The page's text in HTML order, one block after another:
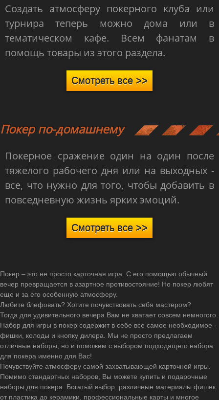
Создать атмосферу покерного клуба или
турнира теперь можно дома или в
тематическом кафе. Всем фанатам в
помощь товары из этого раздела.
Смотреть все >>
Покер по-домашнему
Покерное сражение один на один после
тяжелого рабочего дня или на выходных -
все, что нужно для того, чтобы добавить в
повседневную жизнь ярких эмоций.
Смотреть все >>
Покер – это не просто карточная игра. С его помощью обычный
вечер превращается в азартное противостояние! Но покер любят
еще и за его особенную атмосферу.
Любите блефовать? Хотите почувствовать себя мастером?
Тогда для удивительного вечера Вам не хватает совсем немногого.
Набор для игры в покер содержит в себе все самое необходимое -
фишки, колоды и кнопку дилера. Мы не просто предлагаем
отличные наборы, но и поможем с выбором подходящего набора
для покера именно для Вас!
Почувствуйте атмосферу самой захватывающей карточной игры.
Помимо стандартных наборов, Вы можете купить и подарочные
наборы для покера. Богатый выбор, различные материалы фишек
от пластика до керамики, профессиональные карты и многое